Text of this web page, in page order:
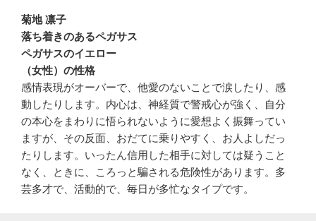
菊地 凛子
落ち着きのあるペガサス
ペガサスのイエロー
（女性）の性格
感情表現がオーバーで、他愛のないことで涙したり、感
動したりします。内心は、神経質で警戒心が強く、自分
の本心をまわりに悟られないように愛想よく振舞ってい
ますが、その反面、おだてに乗りやすく、お人よしだっ
たりします。いったん信用した相手に対しては疑うこと
なく、ときに、ころっと騙される危険性があります。多
芸多才で、活動的で、毎日が多忙なタイプです。